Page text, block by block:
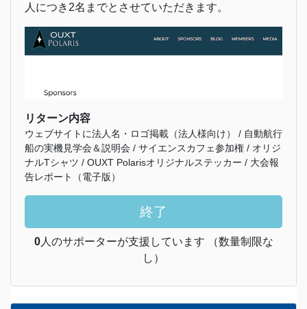
人につき2名までとさせていただきます。
リターン内容
ウェブサイトに法人名・ロゴ掲載（法人様向け） / 自動航行
船の実機見学会＆説明会 / サイエンスカフェ参加権 / オリジ
ナルTシャツ / OUXT Polarisオリジナルステッカー / 大会報
告レポート（電子版）
終了
0人のサポーターが支援しています （数量制限な
し）